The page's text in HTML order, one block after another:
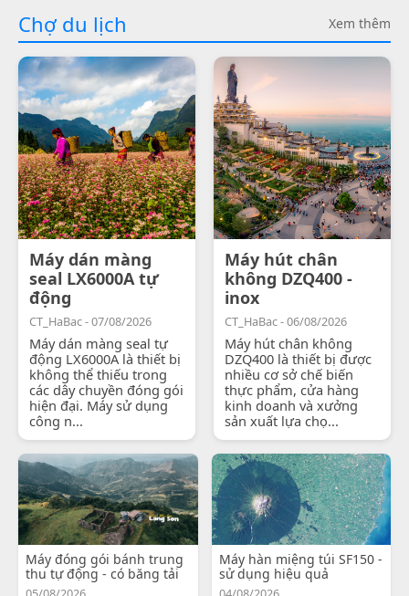
Chợ du lịch Xem thêm
Máy dán màng
seal LX6000A tự
động
CT_HaBac - 07/08/2026
Máy dán màng seal tự
động LX6000A là thiết bị
không thể thiếu trong
các dây chuyền đóng gói
hiện đại. Máy sử dụng
công n...
Máy hút chân
không DZQ400 -
inox
CT_HaBac - 06/08/2026
Máy hút chân không
DZQ400 là thiết bị được
nhiều cơ sở chế biến
thực phẩm, cửa hàng
kinh doanh và xưởng
sản xuất lựa chọ...
Máy đóng gói bánh trung
thu tự động - có băng tải
Máy hàn miệng túi SF150 -
sử dụng hiệu quả